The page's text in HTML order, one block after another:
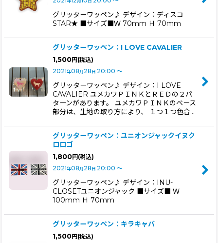
グリッターワッペン♪ デザイン：ディスコ
STAR★ ■サイズ■Ｗ 70mm Ｈ 70mm
グリッターワッペン：I LOVE CAVALIER
1,500円 (税込)
2021年08月28日 20:00 ～
グリッターワッペン♪ デザイン：I LOVE
CAVALIER ユメカワＰＩＮＫとＲＥＤの２パ
ターンがあります。 ユメカワＰＩＮＫのベース
部分は、生地の取り方により、 １つ１つ色合…
グリッターワッペン：ユニオンジャックイヌク
ロロゴ
1,800円 (税込)
2021年08月28日 20:00 ～
グリッターワッペン♪ デザイン：INU-
CLOSETユニオンジャック ■サイズ■ Ｗ
100mm Ｈ 70mm
グリッターワッペン：キラキャバ
1,500円 (税込)